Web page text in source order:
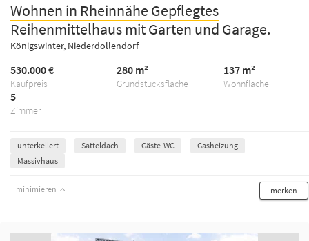
Wohnen in Rheinnähe Gepflegtes
Reihenmittelhaus mit Garten und Garage.
Königswinter, Niederdollendorf
Kaufpreis
530.000 €
Grundstücksfläche
280 m²
Wohnfläche
137 m²
Zimmer
5
unterkellert Satteldach Gäste-WC
Gasheizung
Massivhaus
minimieren merken